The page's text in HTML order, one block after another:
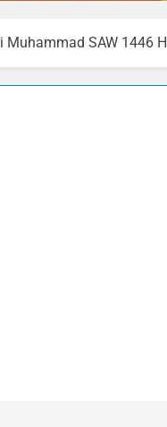
Muhammad SAW 1446 H